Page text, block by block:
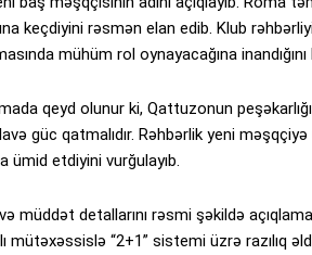
keçdiyini rəsmən elan edib. Klub
mühüm rol oynayacağına inandığını
qeyd olunur ki, Qattuzonun
güc qatmalıdır. Rəhbərlik yeni
ümid etdiyini vurğulayıb.
müddət detallarını rəsmi şəkildə
mütəxəssislə “2+1” sistemi üzrə razılıq